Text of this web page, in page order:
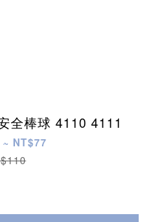
全棒球 4110 4111
NT$77